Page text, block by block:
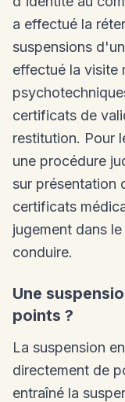
a effectué la
suspensions
effectué la visite
certificats de
restitution. Pour
une procédure
sur présentation
certificats
jugement dans
conduire.
Une
points ?
La suspension
directement de
entraîné la